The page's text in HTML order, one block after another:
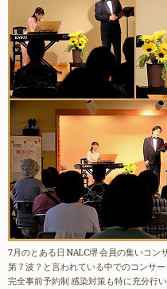
7月のとある日 NALC堺 会員の集いコン
第７波？と言われている中でのコンサ
完全事前予約制 感染対策も特に充分行い